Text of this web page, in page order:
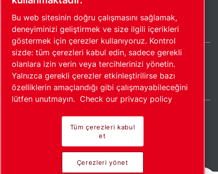
Site haritasıÇerezleri yönet© 2026 Telif Hakkı.
Turkey / TR
Öncü ürünler. Tutkuyla
Bu web sitesinin doğru çalışmasını sağlamak,
deneyiminizi geliştirmek ve size ilgili içerikleri
göstermek için çerezler kullanıyoruz. Kontrol
sizde: tüm çerezleri kabul edin, sadece gerekli
olanlara izin verin veya tercihlerinizi yönetin.
Yalnızca gerekli çerezler etkinleştirilirse bazı
özelliklerin amaçlandığı gibi çalışmayabileceğini
lütfen unutmayın. Check our privacy policy
Tüm çerezleri kabul
et
Çerezleri yönet